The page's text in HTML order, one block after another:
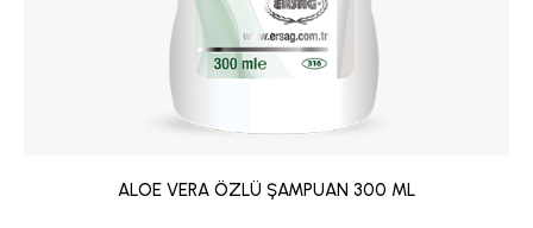
ALOE VERA ÖZLÜ ŞAMPUAN 300 ML